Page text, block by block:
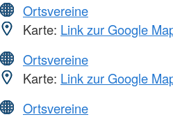
Ortsvereine
Karte: Link zur Google
Ortsvereine
Karte: Link zur Google
Ortsvereine